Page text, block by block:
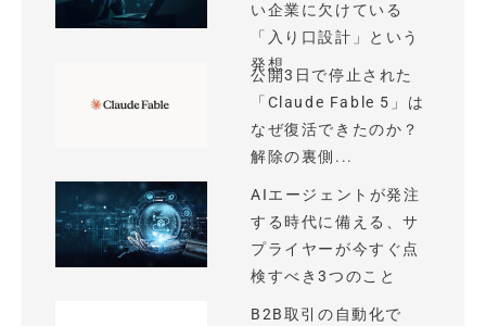
い企業に欠けている
「入り口設計」という
発想
公開3日で停止された
「Claude Fable 5」は
なぜ復活できたのか？
解除の裏側...
AIエージェントが発注
する時代に備える、サ
プライヤーが今すぐ点
検すべき3つのこと
B2B取引の自動化で